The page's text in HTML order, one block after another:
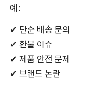
예:
✔ 단순 배송 문의
✔ 환불 이슈
✔ 제품 안전 문제
✔ 브랜드 논란